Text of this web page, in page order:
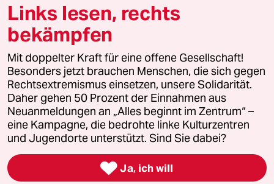
© 2026 taz Verlags und Vertriebs GmbH
Alle Rechte vorbehalten. Bei rechtlichen Fragen oder für Genehmigungen
wenden Sie sich bitte an
lizenzen@taz.de
Feedback Redaktionsstatut Kommune-Richtlinien
Leitlinie Informant Datenschutz Impressum AGB
Seitenwende Einwilligungen widerrufen (Ads)
Links lesen, rechts
bekämpfen
Mit doppelter Kraft für eine offene Gesellschaft!
Besonders jetzt brauchen Menschen, die sich gegen
Rechtsextremismus einsetzen, unsere Solidarität.
Daher gehen 50 Prozent der Einnahmen aus
Neuanmeldungen an „Alles beginnt im Zentrum“ –
eine Kampagne, die bedrohte linke Kulturzentren
und Jugendorte unterstützt. Sind Sie dabei?
 Ja, ich will